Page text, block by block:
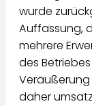
wurde
Auffassung,
mehrere
des
daher